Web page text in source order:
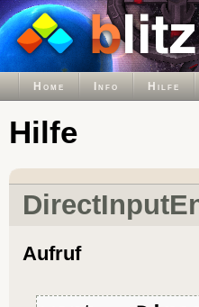
Home Info Hilfe
Hilfe
Aufruf